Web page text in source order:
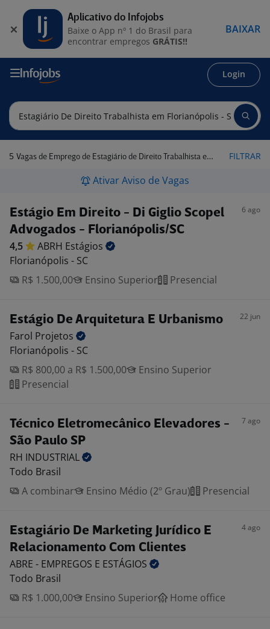
Login
5 Vagas de Emprego de Estagiário de Direito Trabalhista em Florianópolis - SC FILTRAR
Ativar Aviso de Vagas
Estágio Em Direito - Di Giglio Scopel
Advogados - Florianópolis/SC
6 ago
4,5 ABRH Estágios
Florianópolis - SC
R$ 1.500,00
Ensino Superior Presencial
Estágio De Arquitetura E Urbanismo 22 jun
Farol Projetos
Florianópolis - SC
R$ 800,00 a R$ 1.500,00
Ensino Superior
Presencial
Técnico Eletromecânico Elevadores -
São Paulo SP
7 ago
RH INDUSTRIAL
Todo Brasil
A combinar
Ensino Médio (2º Grau) Presencial
Estagiário De Marketing Jurídico E
Relacionamento Com Clientes
4 ago
ABRE - EMPREGOS E ESTÁGIOS
Todo Brasil
R$ 1.000,00
Ensino Superior Home office
Aplicativo do Infojobs
Baixe o App nº 1 do Brasil para
encontrar empregos GRÁTIS!!
BAIXAR